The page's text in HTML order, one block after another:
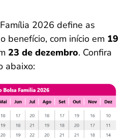
2026 define as
benefício, com início em 19
23 de dezembro. Confira
abaixo: